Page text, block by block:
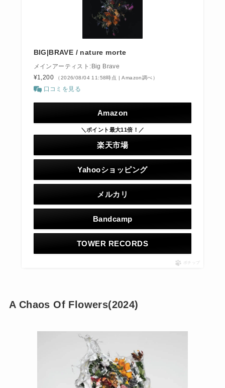
BIG|BRAVE / nature morte
メインアーティスト:Big Brave
¥1,200
（2026/08/04 11:58時点 | Amazon調べ）
口コミを見る
Amazon
＼ポイント最大11倍！／
楽天市場
Yahooショッピング
メルカリ
Bandcamp
TOWER RECORDS
ポチップ
A Chaos Of Flowers(2024)